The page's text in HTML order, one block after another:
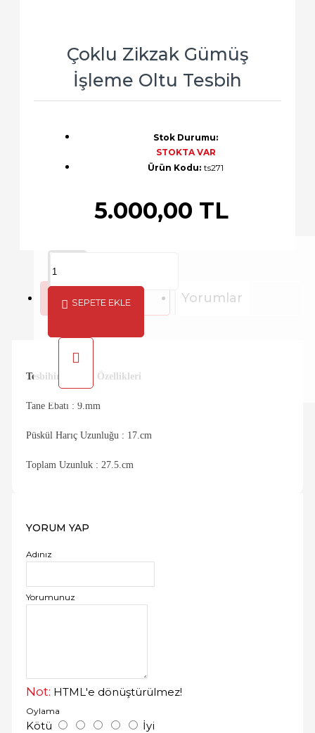
Çoklu Zikzak Gümüş
İşleme Oltu Tesbih
5.000,00 TL
Stok Durumu:
STOKTA VAR
Ürün Kodu: ts271
SEPETE EKLE
Açıklama Yorumlar
Tesbihin Teknik Özellikleri
Tane Ebatı : 9.mm
Püskül Harıç Uzunluğu : 17.cm
Toplam Uzunluk : 27.5.cm
YORUM YAP
Adınız
Yorumunuz
Not: HTML'e dönüştürülmez!
Oylama
Kötü İyi